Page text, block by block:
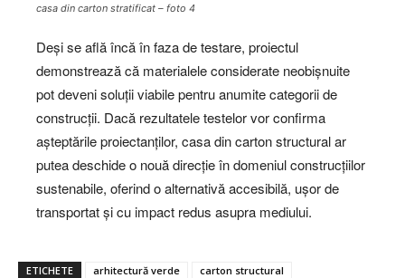
casa din carton stratificat – foto 4
Deși se află încă în faza de testare, proiectul
demonstrează că materialele considerate neobișnuite
pot deveni soluții viabile pentru anumite categorii de
construcții. Dacă rezultatele testelor vor confirma
așteptările proiectanților, casa din carton structural ar
putea deschide o nouă direcție în domeniul construcțiilor
sustenabile, oferind o alternativă accesibilă, ușor de
transportat și cu impact redus asupra mediului.
ETICHETE arhitectură verde
carton structural